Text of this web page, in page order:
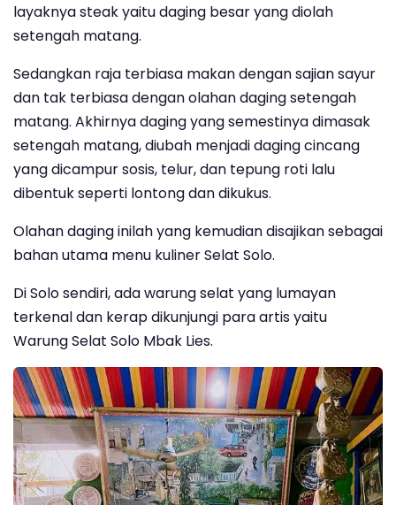
layaknya steak yaitu daging besar yang diolah
setengah matang.
Sedangkan raja terbiasa makan dengan sajian sayur
dan tak terbiasa dengan olahan daging setengah
matang. Akhirnya daging yang semestinya dimasak
setengah matang, diubah menjadi daging cincang
yang dicampur sosis, telur, dan tepung roti lalu
dibentuk seperti lontong dan dikukus.
Olahan daging inilah yang kemudian disajikan sebagai
bahan utama menu kuliner Selat Solo.
Di Solo sendiri, ada warung selat yang lumayan
terkenal dan kerap dikunjungi para artis yaitu
Warung Selat Solo Mbak Lies.